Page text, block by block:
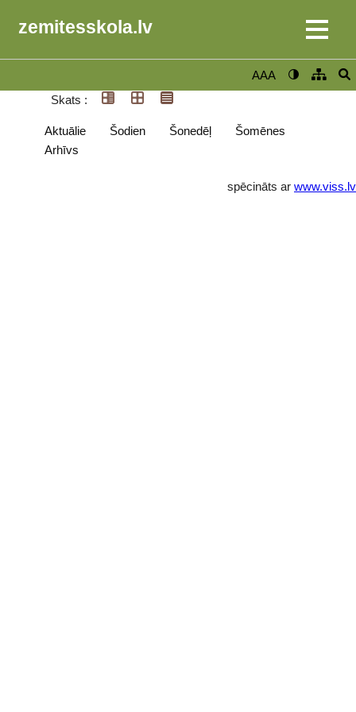
zemitesskola.lv
AAA
Skats :
Aktuālie Šodien Šonedēļ
Šomēnes
Arhīvs
spēcināts ar www.viss.lv